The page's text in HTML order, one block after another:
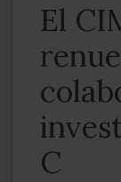
El
C